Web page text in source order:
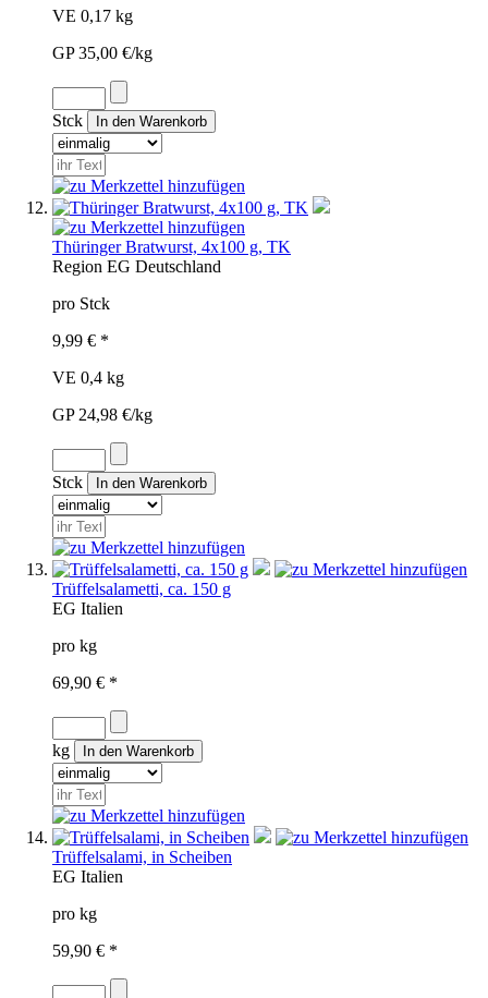
VE 0,17 kg
GP 35,00 €/kg
Stck
Thüringer Bratwurst, 4x100 g, TK
Region EG Deutschland
pro Stck
9,99 € *
VE 0,4 kg
GP 24,98 €/kg
Stck
Trüffelsalametti, ca. 150 g
EG Italien
pro kg
69,90 € *
kg
Trüffelsalami, in Scheiben
EG Italien
pro kg
59,90 € *